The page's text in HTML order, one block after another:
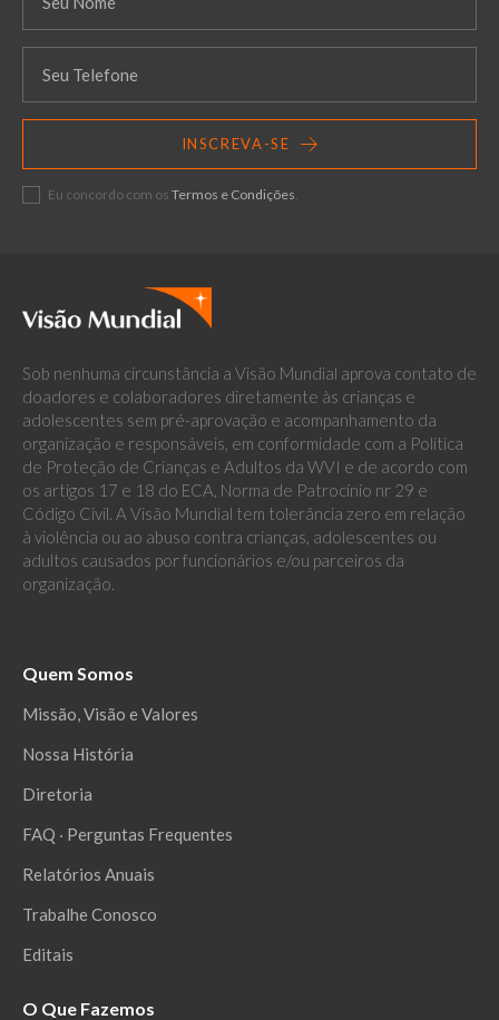
INSCREVA-SE
Eu concordo com os Termos e Condições
Sob nenhuma circunstância a Visão Mundial aprova contato de
doadores e colaboradores diretamente às crianças e
adolescentes sem pré-aprovação e acompanhamento da
organização e responsáveis, em conformidade com a Política
de Proteção de Crianças e Adultos da WVI e de acordo com
os artigos 17 e 18 do ECA, Norma de Patrocínio nr 29 e
Código Civil. A Visão Mundial tem tolerância zero em relação
à violência ou ao abuso contra crianças, adolescentes ou
adultos causados por funcionários e/ou parceiros da
organização.
Quem Somos
Missão, Visão e Valores
Nossa História
Diretoria
FAQ ‧ Perguntas Frequentes
Relatórios Anuais
Trabalhe Conosco
Editais
O Que Fazemos